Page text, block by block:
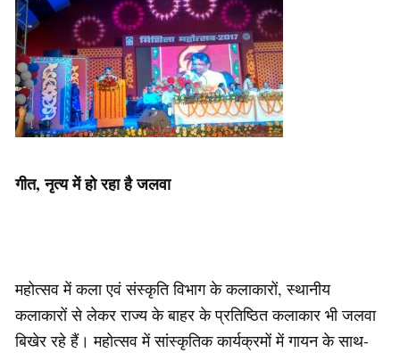
गीत, नृत्य में हो रहा है जलवा
महोत्सव में कला एवं संस्कृति विभाग के कलाकारों, स्थानीय
कलाकारों से लेकर राज्य के बाहर के प्रतिष्ठित कलाकार भी जलवा
बिखेर रहे हैं। महोत्सव में सांस्कृतिक कार्यक्रमों में गायन के साथ-